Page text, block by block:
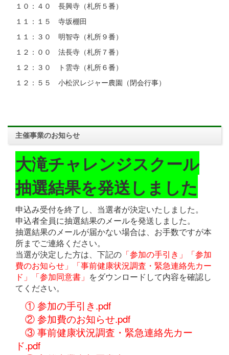
１０：４０ 長興寺（札所５番）
１１：１５ 寺坂棚田
１１：３０ 明智寺（札所９番）
１２：００ 法長寺（札所７番）
１２：３０ ト雲寺（札所６番）
１２：５５ 小松沢レジャー農園（閉会行事）
主催事業のお知らせ
大滝チャレンジスクール
抽選結果を発送しました
申込み受付を終了し、当選者が決定いたしました。
申込者全員に抽選結果のメールを発送しました。
抽選結果のメールが届かない場合は、お手数ですが本
所までご連絡ください。
当選が決定した方は、下記の 「参加の手引き」「参加
費のお知らせ」「事前健康状況調査・緊急連絡先カー
ド」「参加同意書」 をダウンロードして内容を確認し
てください。
①参加の手引き.pdf
② 参加費のお知らせ.pdf
③事前健康状況調査・緊急連絡先カー
ド.pdf